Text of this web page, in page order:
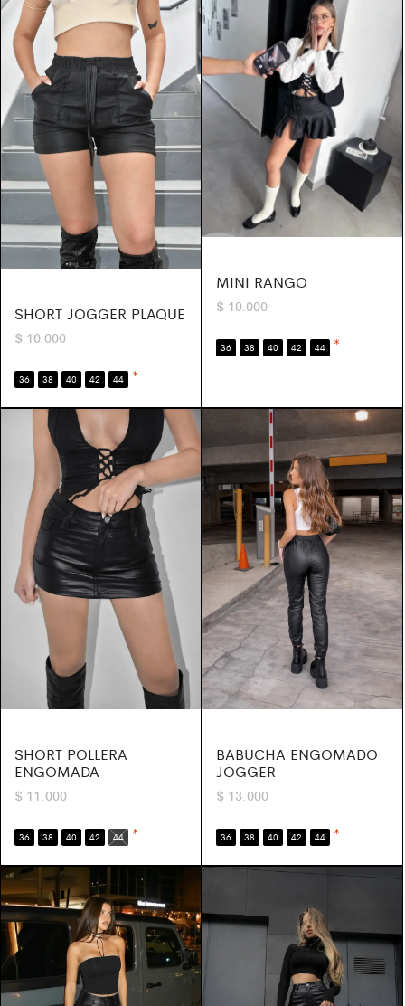
SHORT JOGGER PLAQUE
$ 10.000
36 38 40 42 44 *
MINI RANGO
$ 10.000
36 38 40 42 44 *
SHORT POLLERA
ENGOMADA
$ 11.000
36 38 40 42 44 *
BABUCHA ENGOMADO
JOGGER
$ 13.000
36 38 40 42 44 *